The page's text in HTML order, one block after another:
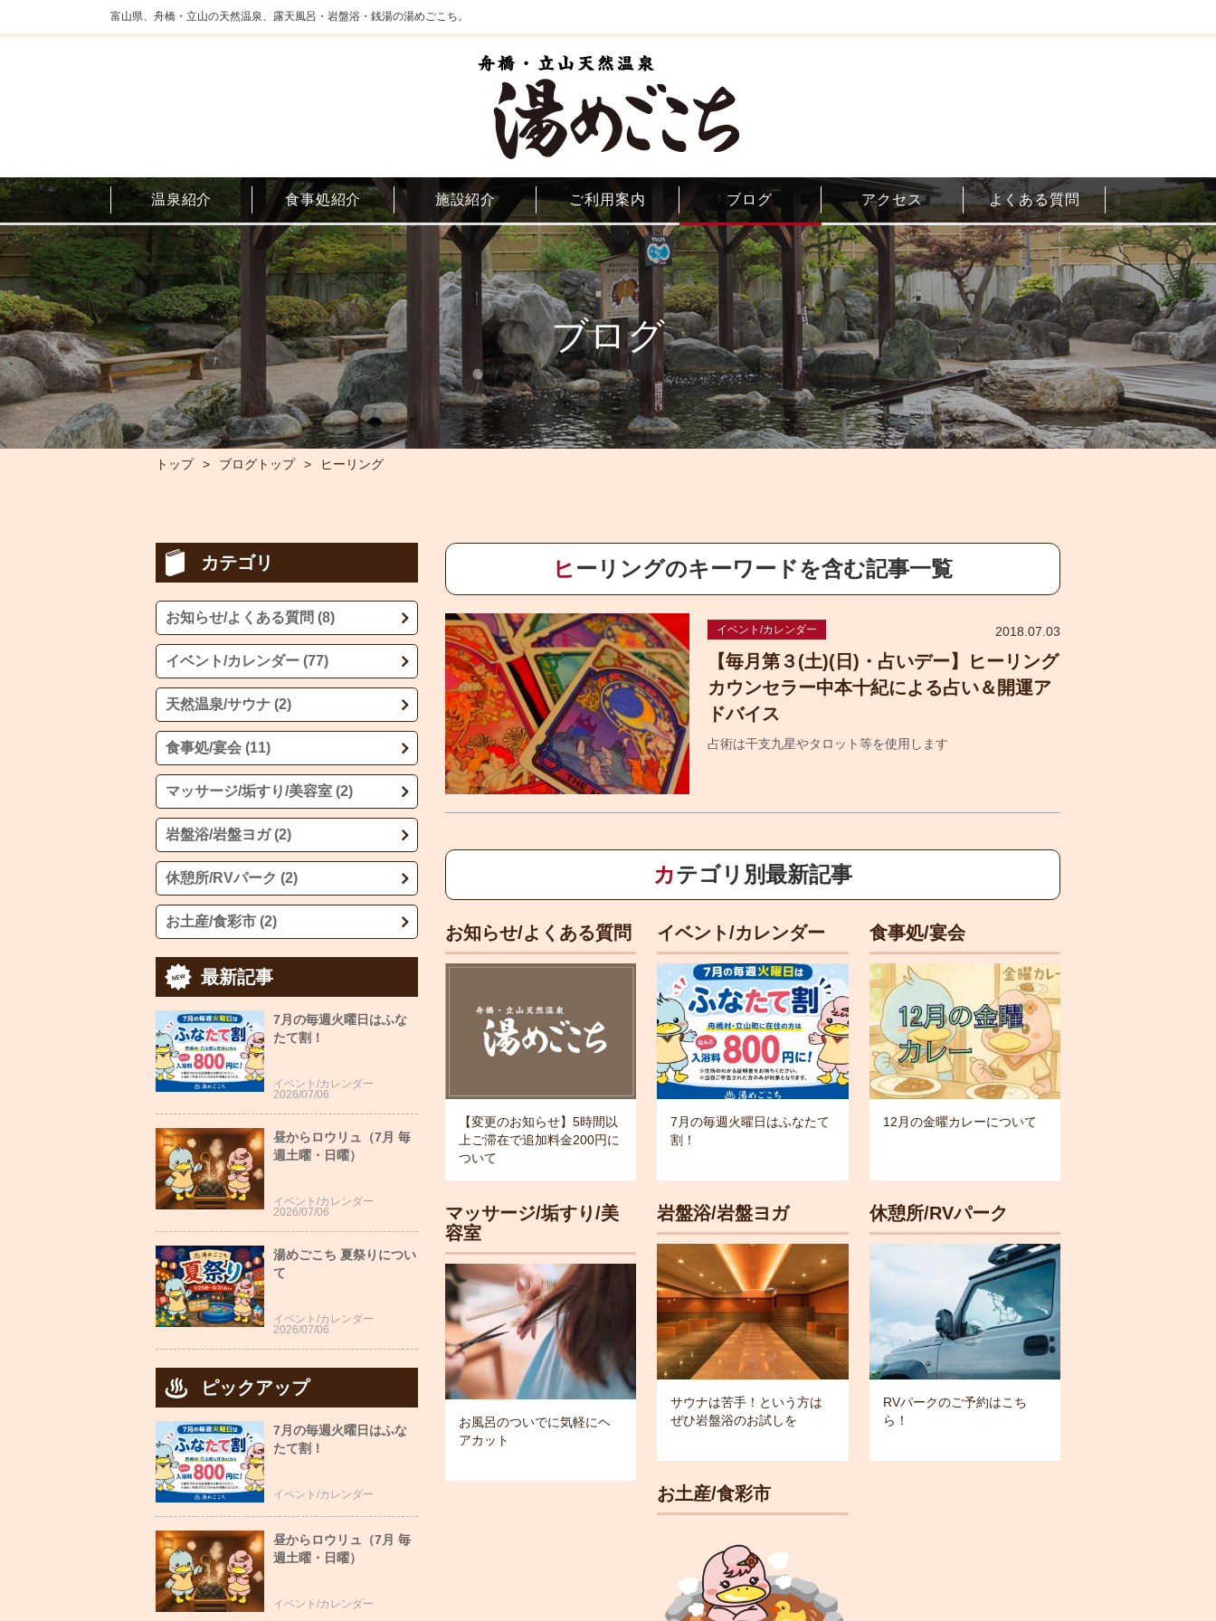
富山県、舟橋・立山の天然温泉、露天風呂・岩盤浴・銭湯の湯めごこち。
温泉紹介 食事処紹介 施設紹介 ご利用案内 ブログ アクセス よくある質問
ブログ
トップ ブログトップ ヒーリング
ヒーリングのキーワードを含む記事一覧
イベント/カレンダー 2018.07.03
【毎月第３(土)(日)・占いデー】ヒーリング
カウンセラー中本十紀による占い＆開運ア
ドバイス
占術は干支九星やタロット等を使用します
カテゴリ別最新記事
お知らせ/よくある質問
【変更のお知らせ】5時間以
上ご滞在で追加料金200円に
ついて
イベント/カレンダー
7月の毎週火曜日はふなたて
割！
食事処/宴会
12月の金曜カレーについて
マッサージ/垢すり/美
容室
お風呂のついでに気軽にヘ
アカット
岩盤浴/岩盤ヨガ
サウナは苦手！という方は
ぜひ岩盤浴のお試しを
休憩所/RVパーク
RVパークのご予約はこち
ら！
お土産/食彩市
カテゴリ
お知らせ/よくある質問 (8)
イベント/カレンダー (77)
天然温泉/サウナ (2)
食事処/宴会 (11)
マッサージ/垢すり/美容室 (2)
岩盤浴/岩盤ヨガ (2)
休憩所/RVパーク (2)
お土産/食彩市 (2)
最新記事
7月の毎週火曜日はふな
たて割！
イベント/カレンダー
2026/07/06
昼からロウリュ（7月 毎
週土曜・日曜）
イベント/カレンダー
2026/07/06
湯めごこち 夏祭りについ
て
イベント/カレンダー
2026/07/06
ピックアップ
7月の毎週火曜日はふな
たて割！
イベント/カレンダー
昼からロウリュ（7月 毎
週土曜・日曜）
イベント/カレンダー